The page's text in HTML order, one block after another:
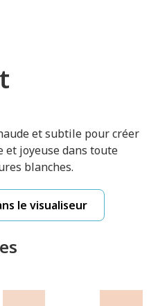
et subtile pour créer
et joyeuse dans toute
blanches.
le visualiseur